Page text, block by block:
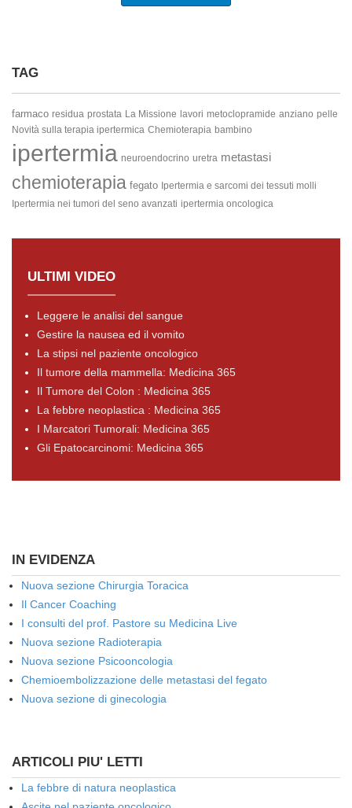
TAG
farmaco residua prostata La Missione lavori metoclopramide anziano pelle
Novità sulla terapia ipertermica Chemioterapia bambino
ipertermia neuroendocrino uretra metastasi
chemioterapia fegato Ipertermia e sarcomi dei tessuti molli
Ipertermia nei tumori del seno avanzati ipertermia oncologica
ULTIMI VIDEO
Leggere le analisi del sangue
Gestire la nausea ed il vomito
La stipsi nel paziente oncologico
Il tumore della mammella: Medicina 365
Il Tumore del Colon : Medicina 365
La febbre neoplastica : Medicina 365
I Marcatori Tumorali: Medicina 365
Gli Epatocarcinomi: Medicina 365
IN EVIDENZA
Nuova sezione Chirurgia Toracica
Il Cancer Coaching
I consulti del prof. Pastore su Medicina Live
Nuova sezione Radioterapia
Nuova sezione Psicooncologia
Chemioembolizzazione delle metastasi del fegato
Nuova sezione di ginecologia
ARTICOLI PIU' LETTI
La febbre di natura neoplastica